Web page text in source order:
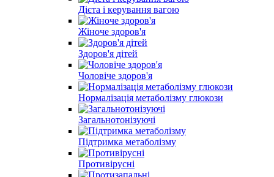
Дієта і керування вагою
Жіноче здоров'я
Здоров'я дітей
Чоловіче здоров'я
Нормалізація метаболізму глюкози
Загальнотонізуючі
Підтримка метаболізму
Противірусні